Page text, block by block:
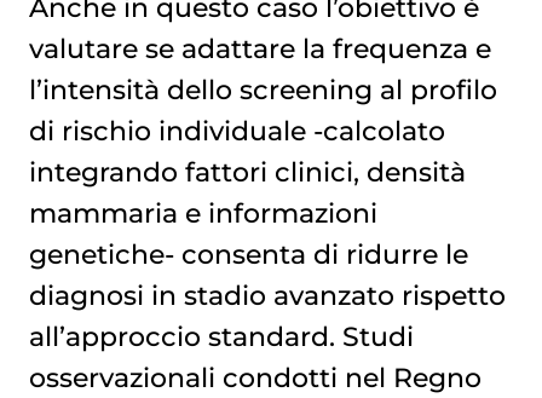
Anche in questo caso l’obiettivo è
valutare se adattare la frequenza e
l’intensità dello screening al profilo
di rischio individuale -calcolato
integrando fattori clinici, densità
mammaria e informazioni
genetiche- consenta di ridurre le
diagnosi in stadio avanzato rispetto
all’approccio standard. Studi
osservazionali condotti nel Regno